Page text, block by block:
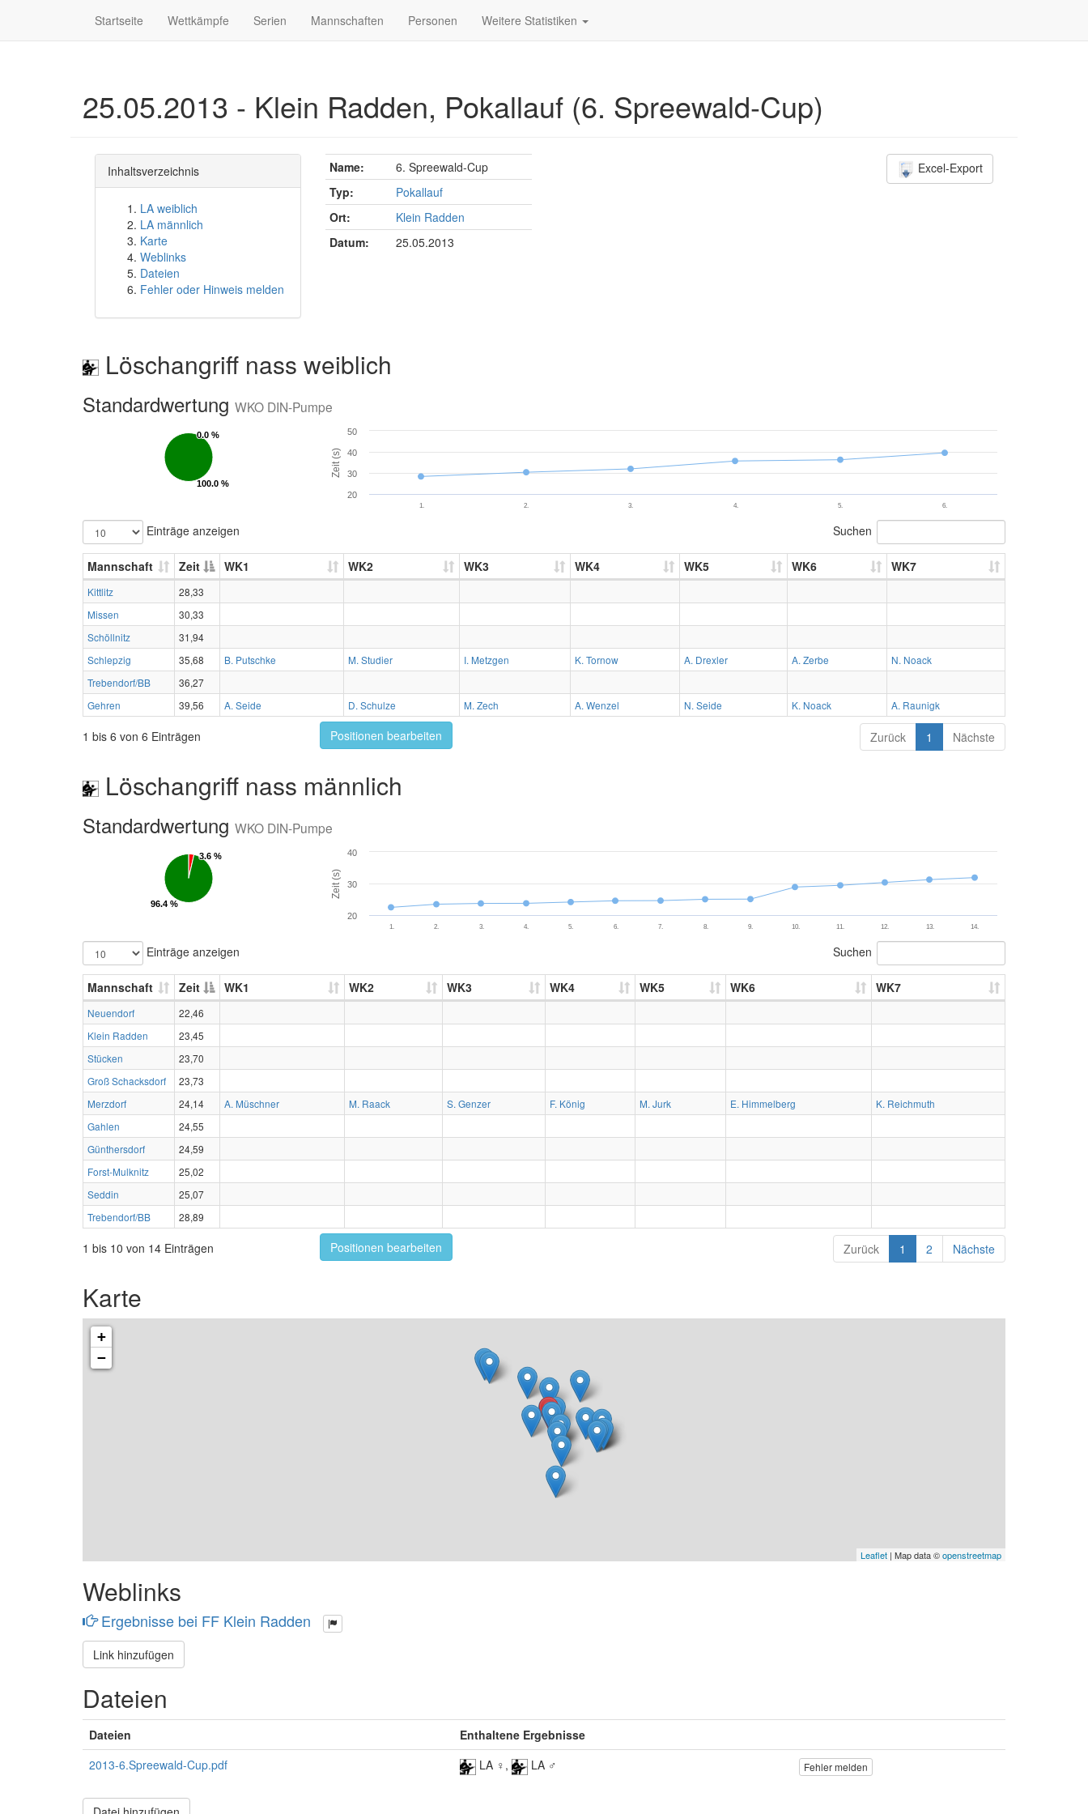
Startseite Wettkämpfe Serien Mannschaften Personen Weitere Statistiken
25.05.2013 - Klein Radden, Pokallauf (6. Spreewald-Cup)
Inhaltsverzeichnis
LA weiblich
LA männlich
Karte
Weblinks
Dateien
Fehler oder Hinweis melden
Name:
6. Spreewald-Cup
Typ:
Pokallauf
Ort:
Klein Radden
Datum:
25.05.2013
Excel-Export
Löschangriff nass weiblich
Standardwertung WKO DIN-Pumpe
0.0 %
0.0 %
100.0 %
100.0 %
Zeit (s)
1. 2. 3. 4. 5. 6.
20
30
40
50
Einträge anzeigen Suchen
Mannschaft Zeit WK1 WK2 WK3 WK4 WK5 WK6 WK7
Kittlitz
28,33
Missen
30,33
Schöllnitz
31,94
Schlepzig
35,68 B. Putschke M. Studier I. Metzgen K. Tornow A. Drexler A. Zerbe
N. Noack
Trebendorf/BB
36,27
Gehren
39,56 A. Seide D. Schulze M. Zech A. Wenzel N. Seide K. Noack A. Raunigk
1 bis 6 von 6 Einträgen Positionen bearbeiten Zurück 1 Nächste
Löschangriff nass männlich
Standardwertung WKO DIN-Pumpe
3.6 %
3.6 %
96.4 %
96.4 %
Zeit (s)
1. 2. 3. 4. 5. 6. 7. 8. 9. 10. 11. 12. 13. 14.
20
30
40
Einträge anzeigen Suchen
Mannschaft Zeit WK1 WK2 WK3 WK4 WK5 WK6 WK7
Neuendorf
22,46
Klein Radden
23,45
Stücken
23,70
Groß Schacksdorf
23,73
Merzdorf
24,14 A. Müschner M. Raack S. Genzer F. König M. Jurk E. Himmelberg
K. Reichmuth
Gahlen
24,55
Günthersdorf
24,59
Forst-Mulknitz
25,02
Seddin
25,07
Trebendorf/BB
28,89
1 bis 10 von 14 Einträgen Positionen bearbeiten Zurück 1 2 Nächste
Karte
+
−
Leaflet | Map data ©openstreetmap
Weblinks
Ergebnisse bei FF Klein Radden
Link hinzufügen
Dateien
Dateien
Enthaltene Ergebnisse
2013-6.Spreewald-Cup.pdf
LA ♀, LA ♂ Fehler melden